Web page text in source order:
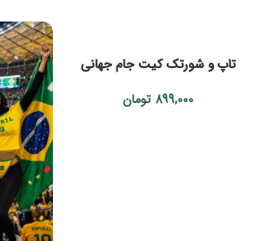
تاپ و شورتک کیت جام جهانی
899,000 تومان